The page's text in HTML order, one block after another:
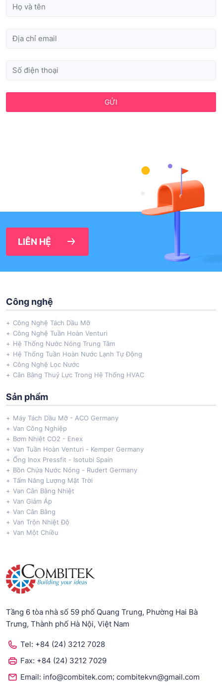
GỬI
LIÊN HỆ
Công nghệ
Công Nghệ Tách Dầu Mỡ
Công Nghệ Tuần Hoàn Venturi
Hệ Thống Nước Nóng Trung Tâm
Hệ Thống Tuần Hoàn Nước Lạnh Tự Động
Công Nghệ Lọc Nước
Cân Bằng Thuỷ Lực Trong Hệ Thống HVAC
Sản phẩm
Máy Tách Dầu Mỡ - ACO Germany
Van Công Nghiệp
Bơm Nhiệt CO2 - Enex
Van Tuần Hoàn Venturi - Kemper Germany
Ống Inox Pressfit - Isotubi Spain
Bồn Chứa Nước Nóng - Rudert Germany
Tấm Năng Lượng Mặt Trời
Van Cân Bằng Nhiệt
Van Giảm Áp
Van Cân Bằng
Van Trộn Nhiệt Độ
Van Một Chiều
Tầng 6 tòa nhà số 59 phố Quang Trung, Phường Hai Bà
Trưng, Thành phố Hà Nội, Việt Nam
Tel: +84 (24) 3212 7028
Fax: +84 (24) 3212 7029
Email: info@combitek.com; combitekvn@gmail.com